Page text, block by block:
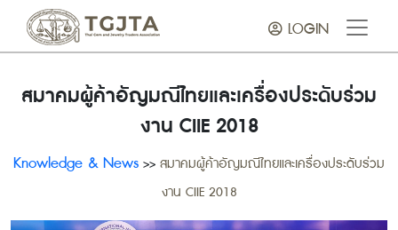
LOGIN
สมาคมผู้ค้าอัญมณีไทยและเครื่องประดับร่วม
งาน CIIE 2018
Knowledge & News >> สมาคมผู้ค้าอัญมณีไทยและเครื่องประดับร่วม
งาน CIIE 2018